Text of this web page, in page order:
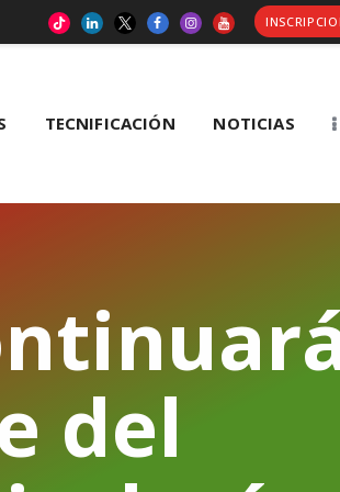
TECNIFICACIÓN NOTICIAS
del